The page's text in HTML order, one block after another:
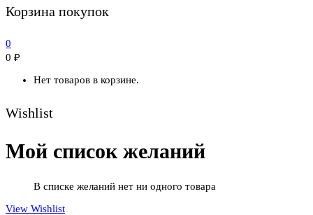
Корзина покупок
0
0 ₽
Нет товаров в корзине.
Wishlist
Мой список желаний
В списке желаний нет ни одного товара
View Wishlist